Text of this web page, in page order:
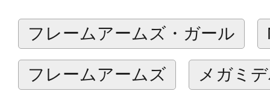
【対応商品】
フレームアームズ・ガール
フレームアームズ メガミ